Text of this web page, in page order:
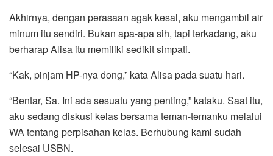
Akhirnya, dengan perasaan agak kesal, aku mengambil air
minum itu sendiri. Bukan apa-apa sih, tapi terkadang, aku
berharap Alisa itu memiliki sedikit simpati.
“Kak, pinjam HP-nya dong,” kata Alisa pada suatu hari.
“Bentar, Sa. Ini ada sesuatu yang penting,” kataku. Saat itu,
aku sedang diskusi kelas bersama teman-temanku melalui
WA tentang perpisahan kelas. Berhubung kami sudah
selesai USBN.